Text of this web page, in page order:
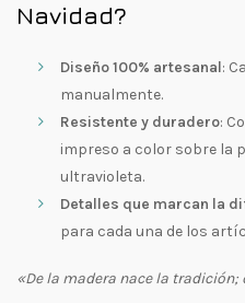
Navidad?
Diseño 100% artesanal:
manualmente.
Resistente y duradero:
impreso a color sobre la
ultravioleta.
Detalles que marcan la
para cada una de los
«De la madera nace la tradición;